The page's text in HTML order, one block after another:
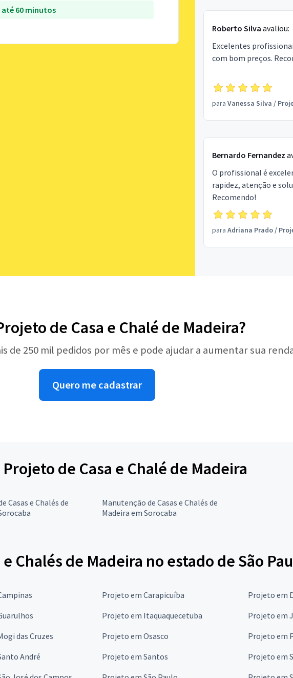
60 minutos
Roberto Silva avaliou:
Excelentes
com bom preços.
para Vanessa Silva /
Bernardo Fernandez
O profissional é
rapidez, atenção e
Recomendo!
para Adriana Prado/
de Casa e Chalé de Madeira?
de 250 mil pedidos por mês e pode ajudar a aumentar sua
Quero me cadastrar
de Casa e Chalé de Madeira
Casas e Chalés de
Manutenção de Casas e Chalés de
Madeira em Sorocaba
Chalés de Madeira no estado de São
Projeto em Carapicuíba
Projeto em
Projeto em Itaquaquecetuba
Projeto em
das Cruzes Projeto em Osasco
Projeto em
André Projeto em Santos
Projeto em